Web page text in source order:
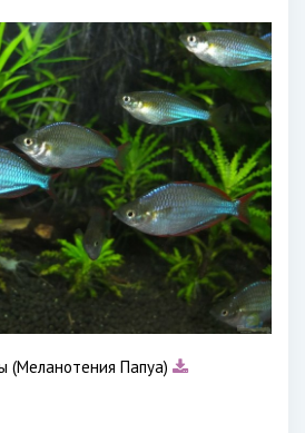
(Меланотения Папуа)